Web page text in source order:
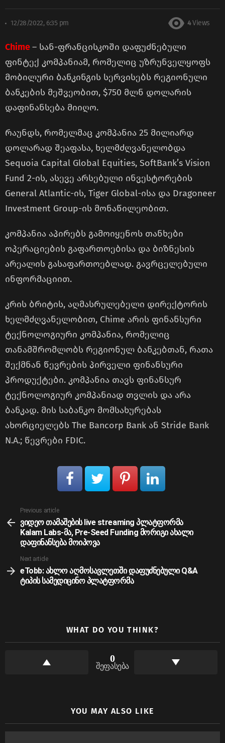
12/28/2022, 6:35 pm 4 Views
Chime– სან-ფრანცისკოში დაფუძნებული
ფინტექ კომპანიამ, რომელიც უზრუნველყოფს
მობილური ბანკინგის სერვისებს რეგიონული
ბანკების მეშვეობით, $750 მლნ დოლარის
დაფინანსება მიიღო.
რაუნდს, რომელმაც კომპანია 25 მილიარდ
დოლარად შეაფასა, ხელმძღვანელობდა
Sequoia Capital Global Equities, SoftBank’s Vision
Fund 2-ის, ასევე არსებული ინვესტორების
General Atlantic-ის, Tiger Global-ისა და Dragoneer
Investment Group-ის მონაწილეობით.
კომპანია აპირებს გამოიყენოს თანხები
ოპერაციების გაფართოებისა და ბიზნესის
არეალის გასაფართოებლად. გავრცელებული
ინფორმაციით.
კრის ბრიტის, აღმასრულებელი დირექტორის
ხელმძღვანელობით, Chime არის ფინანსური
ტექნოლოგიური კომპანია, რომელიც
თანამშრომლობს რეგიონულ ბანკებთან, რათა
შექმნან წევრების პირველი ფინანსური
პროდუქტები. კომპანია თავს ფინანსურ
ტექნოლოგიურ კომპანიად თვლის და არა
ბანკად. მის საბანკო მომსახურებას
ახორციელებს The Bancorp Bank ან Stride Bank
N.A.; წევრები FDIC.
more
Previous article
ვიდეო თამაშების live streaming პლატფორმა
Kalam Labs-მა, Pre-Seed Funding მორიგი ახალი
დაფინანსება მოიპოვა
Next article
eTobb: ახლო აღმოსავლეთში დაფუძნებული Q&A
ტიპის სამედიცინო პლატფორმა
WHAT DO YOU THINK?
0
შეფასება
YOU MAY ALSO LIKE